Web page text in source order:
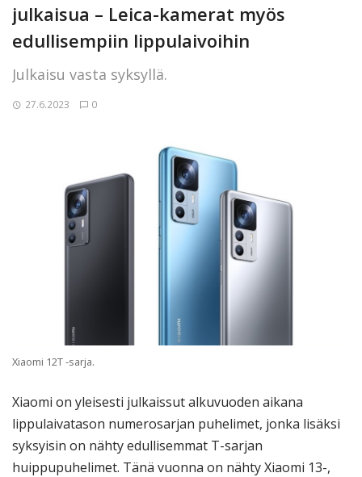
julkaisua – Leica-kamerat myös
edullisempiin lippulaivoihin
Julkaisu vasta syksyllä.
27.6.2023 0
Xiaomi 12T -sarja.
Xiaomi on yleisesti julkaissut alkuvuoden aikana
lippulaivatason numerosarjan puhelimet, jonka lisäksi
syksyisin on nähty edullisemmat T-sarjan
huippupuhelimet. Tänä vuonna on nähty Xiaomi 13-,